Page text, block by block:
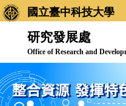
跳
到
容
區
國立臺中科技大學
研究發展處
Office of Research and